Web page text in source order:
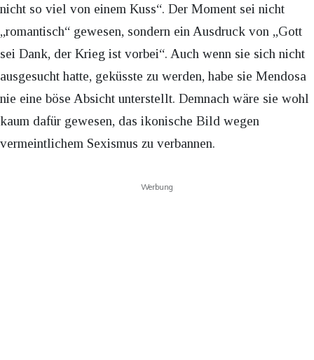
nicht so viel von einem Kuss“. Der Moment sei nicht
„romantisch“ gewesen, sondern ein Ausdruck von „Gott
sei Dank, der Krieg ist vorbei“. Auch wenn sie sich nicht
ausgesucht hatte, geküsste zu werden, habe sie Mendosa
nie eine böse Absicht unterstellt. Demnach wäre sie wohl
kaum dafür gewesen, das ikonische Bild wegen
vermeintlichem Sexismus zu verbannen.
Werbung